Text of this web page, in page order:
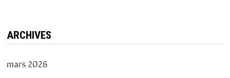
ARCHIVES
mars 2026